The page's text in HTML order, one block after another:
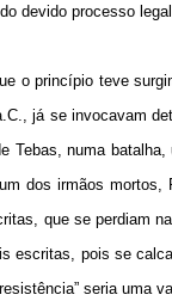
devido processo legal
o princípio teve
.C., já se invocavam
Tebas, numa
dos irmãos
que se perdiam
escritas, pois se
seria uma